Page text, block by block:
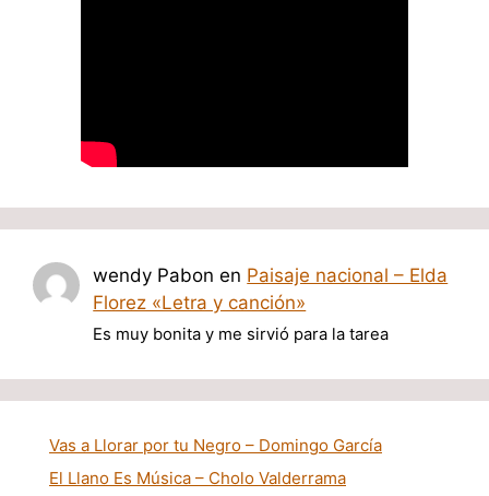
wendy Pabon en Paisaje nacional – Elda
Florez «Letra y canción»
Es muy bonita y me sirvió para la tarea
Vas a Llorar por tu Negro – Domingo García
El Llano Es Música – Cholo Valderrama